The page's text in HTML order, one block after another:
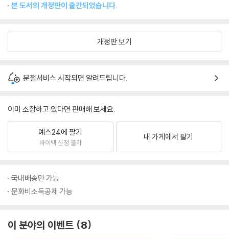
본 도서의 개정판이 출간되었습니다.
개정판 보기
분철서비스 시작되면 알려드립니다.
이미 소장하고 있다면 판매해 보세요.
예스24에 팔기
바이백 신청 불가
내 가게에서 팔기
국내배송만 가능
문화비소득공제 가능
이 분야의 이벤트 8